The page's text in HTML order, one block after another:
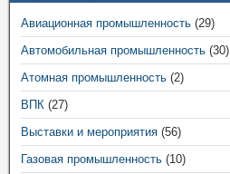
Авиационная промышленность (29)
Автомобильная промышленность (30)
Атомная промышленность (2)
ВПК (27)
Выставки и мероприятия (56)
Газовая промышленность (10)